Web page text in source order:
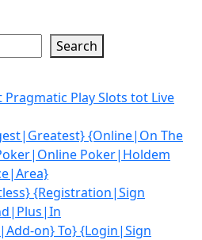
Search
Pragmatic Play Slots tot Live
{Online|On The
Poker|Holdem
{Registration|Sign
on} To} {Login|Sign